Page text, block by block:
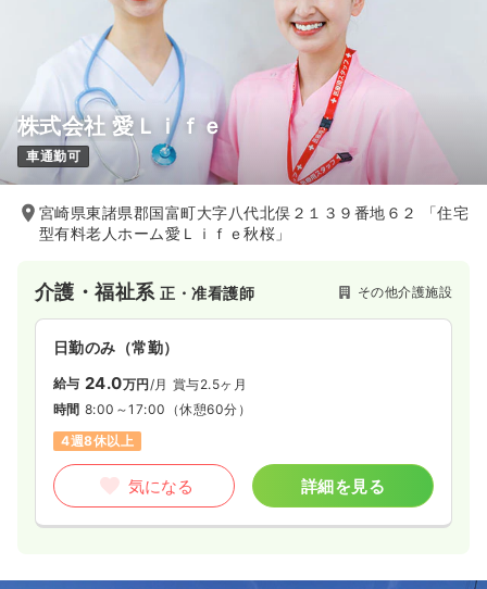
株式会社 愛Ｌｉｆｅ
車通勤可
宮崎県東諸県郡国富町大字八代北俣２１３９番地６２ 「住宅
型有料老人ホーム愛Ｌｉｆｅ秋桜」
介護・福祉系正・准看護師 その他介護施設
日勤のみ（常勤）
給与 24.0万円/月 賞与2.5ヶ月
時間 8:00～17:00 （休憩60分）
4週8休以上
気になる 詳細を見る